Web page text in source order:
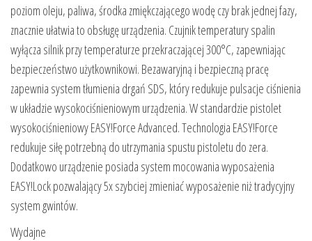
poziom oleju, paliwa, środka zmiękczającego wodę czy brak jednej fazy,
znacznie ułatwia to obsługę urządzenia. Czujnik temperatury spalin
wyłącza silnik przy temperaturze przekraczającej 300°C, zapewniając
bezpieczeństwo użytkownikowi. Bezawaryjną i bezpieczną pracę
zapewnia system tłumienia drgań SDS, który redukuje pulsacje ciśnienia
w układzie wysokociśnieniowym urządzenia. W standardzie pistolet
wysokociśnieniowy EASY!Force Advanced. Technologia EASY!Force
redukuje siłę potrzebną do utrzymania spustu pistoletu do zera.
Dodatkowo urządzenie posiada system mocowania wyposażenia
EASY!Lock pozwalający 5x szybciej zmieniać wyposażenie niż tradycyjny
system gwintów.
Wydajne